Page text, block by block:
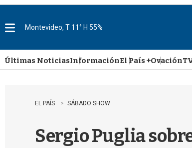
u
Montevideo, T 11° H 55%
Últimas NoticiasInformaciónEl País +Ovación
EL PAÍS SÁBADO SHOW
Sergio Puglia